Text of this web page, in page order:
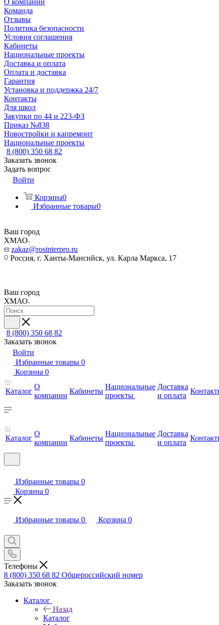
О компании
Команда
Отзывы
Политика безопасности
Условия соглашения
Кабинеты
Национальные проекты
Доставка и оплата
Оплата и доставка
Гарантия
Установка и поддержка 24/7
Контакты
Для школ
Закупки по 44 и 223-ФЗ
Приказ №838
Новостройки и капремонт
Национальные проекты
8 (800) 350 68 82
Заказать звонок
Задать вопрос
Войти
Корзина0
Избранные товары0
Ваш город
ХМАО
zakaz@rosinterpro.ru
Россия, г. Ханты-Мансийск, ул. Карла Маркса, 17
Ваш город
ХМАО
8 (800) 350 68 82
Заказать звонок
Войти
Избранные товары 0
Корзина 0
Каталог
О
компании
Кабинеты
Национальные
проекты
Доставка
и оплата
Каталог
О
компании
Кабинеты
Национальные
проекты
Доставка
и оплата
Избранные товары 0
Корзина 0
Избранные товары 0 Корзина 0
Телефоны
8 (800) 350 68 82 Общероссийский номер
Заказать звонок
Каталог
Назад
Каталог